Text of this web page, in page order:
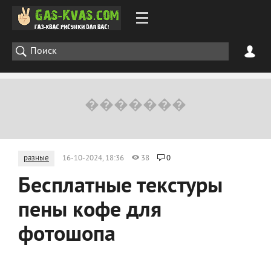
разные 16-10-2024, 18:36 38 0
Бесплатные текстуры
пены кофе для
фотошопа